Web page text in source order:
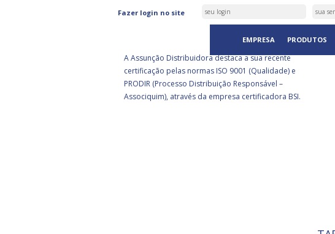
Fazer login no site
EMPRESA PRODUTOS
ASSUNÇÃO DISTRIBUIDORA É
CERTIFICADA PELA BSI
A Assunção Distribuidora destaca a sua recente
certificação pelas normas ISO 9001 (Qualidade) e
PRODIR (Processo Distribuição Responsável –
Associquim), através da empresa certificadora BSI.